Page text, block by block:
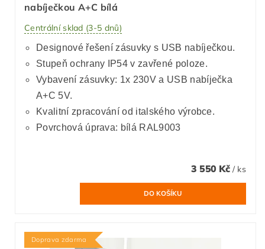
nabíječkou A+C bílá
Centrální sklad (3-5 dnů)
Designové řešení zásuvky s USB nabíječkou.
Stupeň ochrany IP54 v zavřené poloze.
Vybavení zásuvky: 1x 230V a USB nabíječka
A+C 5V.
Kvalitní zpracování od italského výrobce.
Povrchová úprava: bílá RAL9003
3 550 Kč / ks
Doprava zdarma